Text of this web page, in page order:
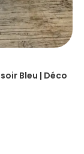
Bleu | Déco